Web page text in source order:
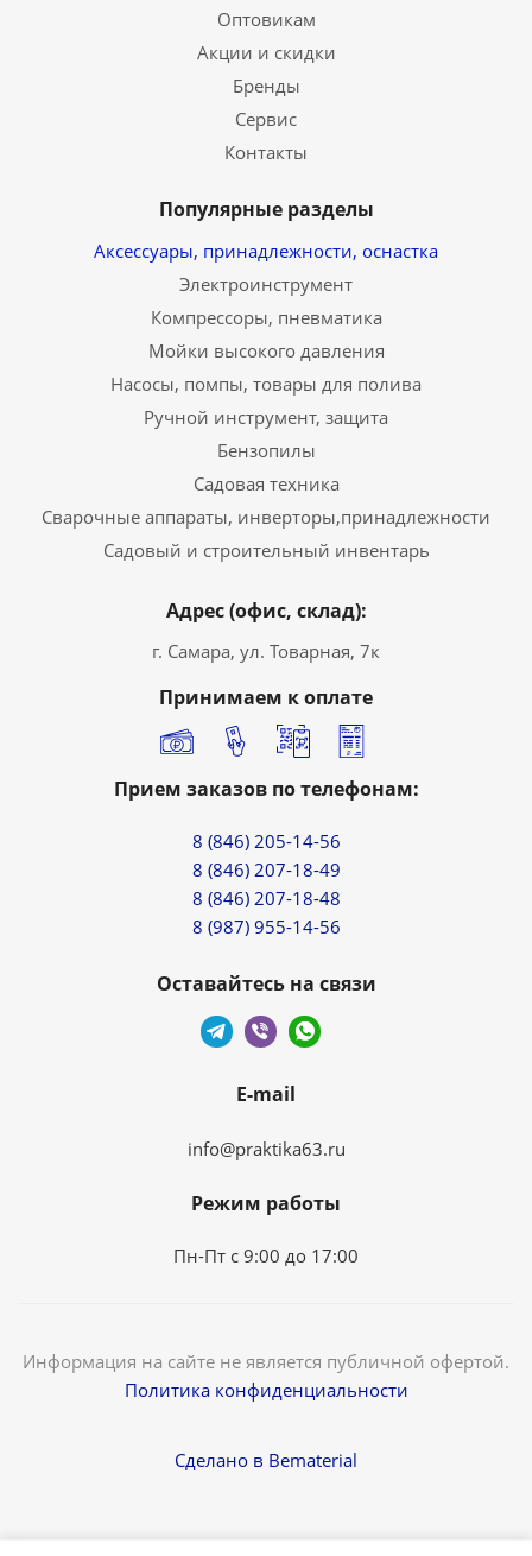
Оптовикам
Акции и скидки
Бренды
Сервис
Контакты
Популярные разделы
Аксессуары, принадлежности, оснастка
Электроинструмент
Компрессоры, пневматика
Мойки высокого давления
Насосы, помпы, товары для полива
Ручной инструмент, защита
Бензопилы
Садовая техника
Сварочные аппараты, инверторы,принадлежности
Садовый и строительный инвентарь
Адрес (офис, склад):
г. Самара, ул. Товарная, 7к
Принимаем к оплате
Прием заказов по телефонам:
8 (846) 205-14-56
8 (846) 207-18-49
8 (846) 207-18-48
8 (987) 955-14-56
Оставайтесь на связи
E-mail
info@praktika63.ru
Режим работы
Пн-Пт с 9:00 до 17:00
Информация на сайте не является публичной офертой.
Политика конфиденциальности
Сделано в Bematerial